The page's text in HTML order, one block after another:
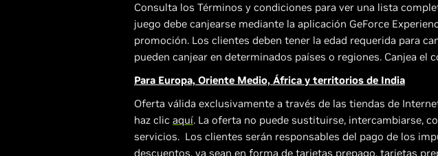
Consulta los Términos y condiciones para ver una lista
juego debe canjearse mediante la aplicación GeForce
promoción. Los clientes deben tener la edad requerida para
pueden canjear en determinados países o regiones. Canjea el
Para Europa, Oriente Medio, África y territorios de India
Oferta válida exclusivamente a través de las tiendas de
haz clic aquí. La oferta no puede sustituirse, intercambiarse,
servicios. Los clientes serán responsables del pago de los
descuentos, ya sean en forma de tarjetas prepago, tarjetas